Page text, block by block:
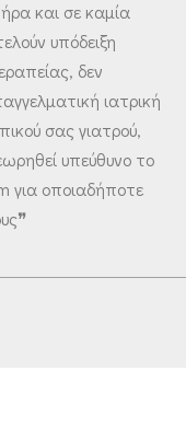
και σε καμία
υπόδειξη
δεν
ιατρική
σας γιατρού,
υπεύθυνο το
για οποιαδήποτε